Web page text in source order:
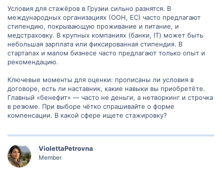
Условия для стажёров в Грузии сильно разнятся. В
международных организациях (ООН, ЕС) часто предлагают
стипендию, покрывающую проживание и питание, и
медстраховку. В крупных компаниях (банки, IT) может быть
небольшая зарплата или фиксированная стипендия. В
стартапах и малом бизнесе часто предлагают только опыт и
рекомендацию.
Ключевые моменты для оценки: прописаны ли условия в
договоре, есть ли наставник, какие навыки вы приобретёте.
Главный «бенефит» — часто не деньги, а нетворкинг и строчка
в резюме. При выборе чётко спрашивайте о форме
компенсации. В какой сфере ищете стажировку?
ViolettaPetrovna
Member